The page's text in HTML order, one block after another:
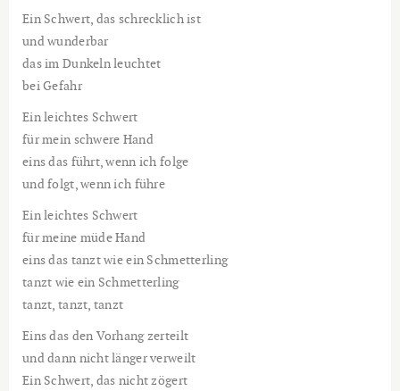
Ein Schwert, das schrecklich ist
und wunderbar
das im Dunkeln leuchtet
bei Gefahr
Ein leichtes Schwert
für mein schwere Hand
eins das führt, wenn ich folge
und folgt, wenn ich führe
Ein leichtes Schwert
für meine müde Hand
eins das tanzt wie ein Schmetterling
tanzt wie ein Schmetterling
tanzt, tanzt, tanzt
Eins das den Vorhang zerteilt
und dann nicht länger verweilt
Ein Schwert, das nicht zögert